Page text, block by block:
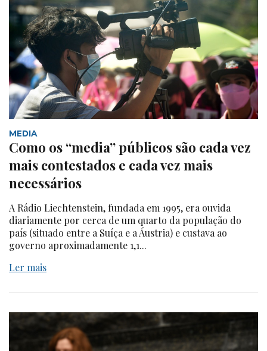
MEDIA
Como os “media” públicos são cada vez
mais contestados e cada vez mais
necessários
A Rádio Liechtenstein, fundada em 1995, era ouvida
diariamente por cerca de um quarto da população do
país (situado entre a Suíça e a Áustria) e custava ao
governo aproximadamente 1,1...
Ler mais